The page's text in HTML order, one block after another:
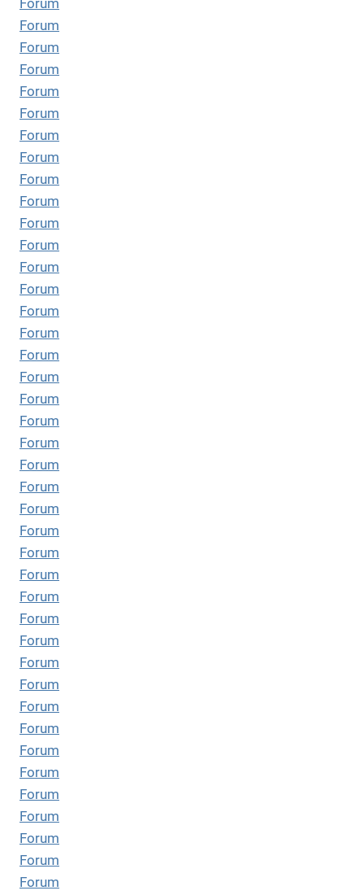
Forum
Forum
Forum
Forum
Forum
Forum
Forum
Forum
Forum
Forum
Forum
Forum
Forum
Forum
Forum
Forum
Forum
Forum
Forum
Forum
Forum
Forum
Forum
Forum
Forum
Forum
Forum
Forum
Forum
Forum
Forum
Forum
Forum
Forum
Forum
Forum
Forum
Forum
Forum
Forum
Forum